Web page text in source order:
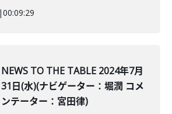
|00:09:29
NEWS TO THE TABLE 2024年7月
31日(水)(ナビゲーター：堀潤 コメ
ンテーター：宮田律)